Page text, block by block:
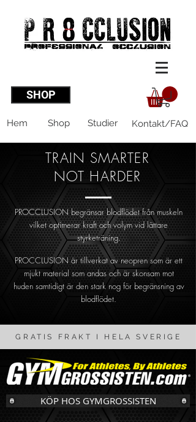
SHOP
Hem Shop Studier Kontakt/FAQ
TRAIN SMARTER
NOT HARDER
PROCCLUSION begränsar blodflödet från muskeln
vilket optimerar kraft och volym vid lättare
styrketräning.
PROCCLUSION är tillverkat av neopren som är ett
mjukt material som andas och är skonsam mot
huden samtidigt är den stark nog för begränsning av
blodflödet.
GRATIS FRAKT I HELA SVERIGE
KÖP HOS GYMGROSSISTEN